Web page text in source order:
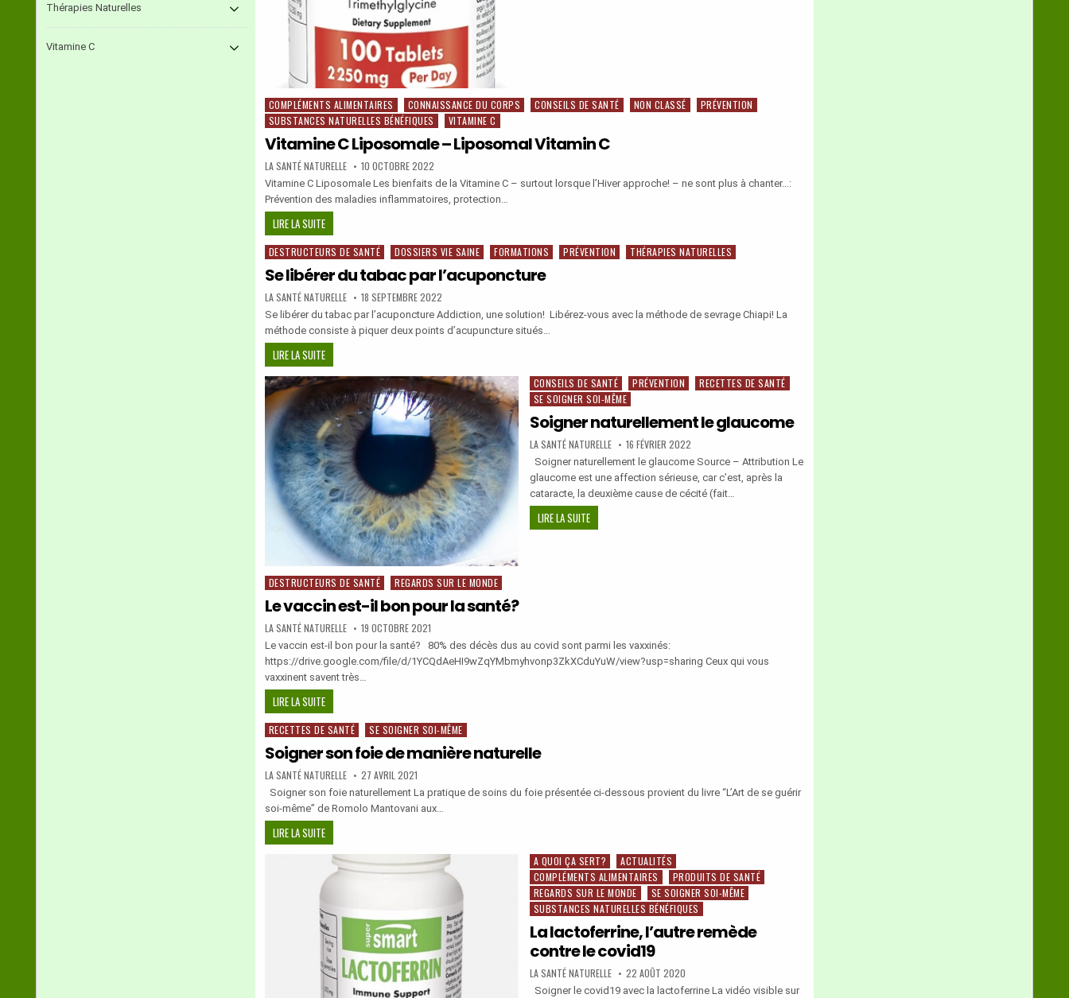
Posted
in
COMPLÉMENTS ALIMENTAIRES CONNAISSANCE DU CORPS CONSEILS DE SANTÉ NON CLASSÉ
PRÉVENTION
SUBSTANCES NATURELLES BÉNÉFIQUES
VITAMINE C
Vitamine C Liposomale – Liposomal Vitamin C
AUTHOR:
LA SANTÉ NATURELLE PUBLISHED
DATE:
10 OCTOBRE 2022
Vitamine C Liposomale Les bienfaits de la Vitamine C – surtout lorsque l’Hiver approche! – ne sont plus à chanter…:
Prévention des maladies inflammatoires, protection…
LIRE LA SUITEVITAMINE
C
LIPOSOMALE
–
LIPOSOMAL
VITAMIN
C
Posted
in
DESTRUCTEURS DE SANTÉ DOSSIERS VIE SAINE FORMATIONS PRÉVENTION THÉRAPIES NATURELLES
Se libérer du tabac par l’acuponcture
AUTHOR:
LA SANTÉ NATURELLE PUBLISHED
DATE:
18 SEPTEMBRE 2022
Se libérer du tabac par l’acuponcture Addiction, une solution! Libérez-vous avec la méthode de sevrage Chiapi! La
méthode consiste à piquer deux points d’acupuncture situés…
LIRE LA SUITESE
LIBÉRER
DU
TABAC
PAR
L’ACUPONCTURE
Posted
in
CONSEILS DE SANTÉ PRÉVENTION
RECETTES DE SANTÉ
SE SOIGNER SOI-MÊME
Soigner naturellement le glaucome
AUTHOR:
LA SANTÉ NATURELLE PUBLISHED
DATE:
16 FÉVRIER 2022
Soigner naturellement le glaucome Source – Attribution Le
glaucome est une affection sérieuse, car c’est, après la
cataracte, la deuxième cause de cécité (fait…
LIRE LA SUITESOIGNER
NATURELLEMENT
Posted
in
DESTRUCTEURS DE SANTÉ REGARDS SUR LE MONDE
Le vaccin est-il bon pour la santé?
AUTHOR:
LA SANTÉ NATURELLE PUBLISHED
DATE:
19 OCTOBRE 2021
Le vaccin est-il bon pour la santé? 80% des décès dus au covid sont parmi les vaxxinés:
https://drive.google.com/file/d/1YCQdAeHI9wZqYMbmyhvonp3ZkXCduYuW/view?usp=sharing Ceux qui vous
vaxxinent savent très…
LIRE LA SUITELE
VACCIN
EST-
IL
POUR
LA
SANTÉ?
Posted
in
RECETTES DE SANTÉ SE SOIGNER SOI-MÊME
Soigner son foie de manière naturelle
AUTHOR:
LA SANTÉ NATURELLE PUBLISHED
DATE:
27 AVRIL 2021
Soigner son foie naturellement La pratique de soins du foie présentée ci-dessous provient du livre “L’Art de se guérir
soi-même” de Romolo Mantovani aux…
LIRE LA SUITESOIGNER
SON
FOIE
DE
NATURELLE
Posted
in
A QUOI ÇA SERT?
ACTUALITÉS
COMPLÉMENTS ALIMENTAIRES
PRODUITS DE SANTÉ
REGARDS SUR LE MONDE
SE SOIGNER SOI-MÊME
SUBSTANCES NATURELLES BÉNÉFIQUES
La lactoferrine, l’autre remède
contre le covid19
AUTHOR:
LA SANTÉ NATURELLE PUBLISHED
DATE:
22 AOÛT 2020
Soigner le covid19 avec la lactoferrine La vidéo visible sur
Thérapies Naturelles
Vitamine C